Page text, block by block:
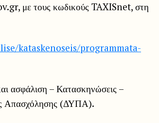
με τους κωδικούς TAXISnet, στη
kataskenoseis/programmata-
ασφάλιση – Κατασκηνώσεις –
Απασχόλησης (ΔΥΠΑ).